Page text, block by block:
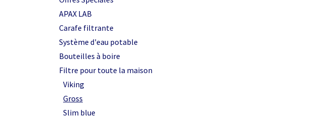
APAX LAB
Carafe filtrante
Système d'eau potable
Bouteilles à boire
Filtre pour toute la maison
Viking
Gross
Slim blue